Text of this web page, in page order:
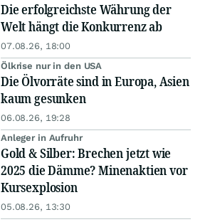
Die erfolgreichste Währung der
Welt hängt die Konkurrenz ab
07.08.26, 18:00
Ölkrise nur in den USA
Die Ölvorräte sind in Europa, Asien
kaum gesunken
06.08.26, 19:28
Anleger in Aufruhr
Gold & Silber: Brechen jetzt wie
2025 die Dämme? Minenaktien vor
Kursexplosion
05.08.26, 13:30